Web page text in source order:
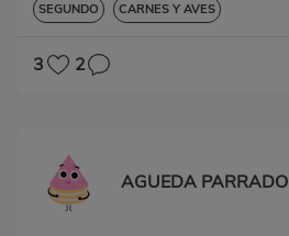
SEGUNDO CARNES Y AVES
3 2
AGUEDA PARRADO